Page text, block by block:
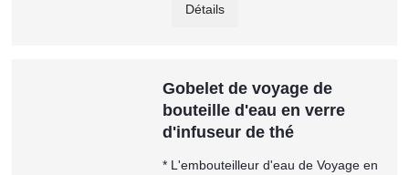
Détails
Gobelet de voyage de
bouteille d'eau en verre
d'infuseur de thé
* L'embouteilleur d'eau de Voyage en